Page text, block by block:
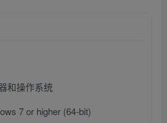
和操作系统
7 or higher (64-bit)